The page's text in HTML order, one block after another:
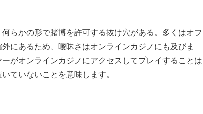
らかの形で賭博を許可する抜け穴がある。多くはオフ
にあるため、曖昧さはオンラインカジノにも及びま
がオンラインカジノにアクセスしてプレイすることは
ていないことを意味します。